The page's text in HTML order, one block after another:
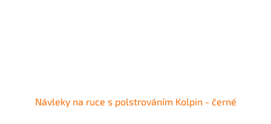
Návleky na ruce s polstrováním Kolpin - černé